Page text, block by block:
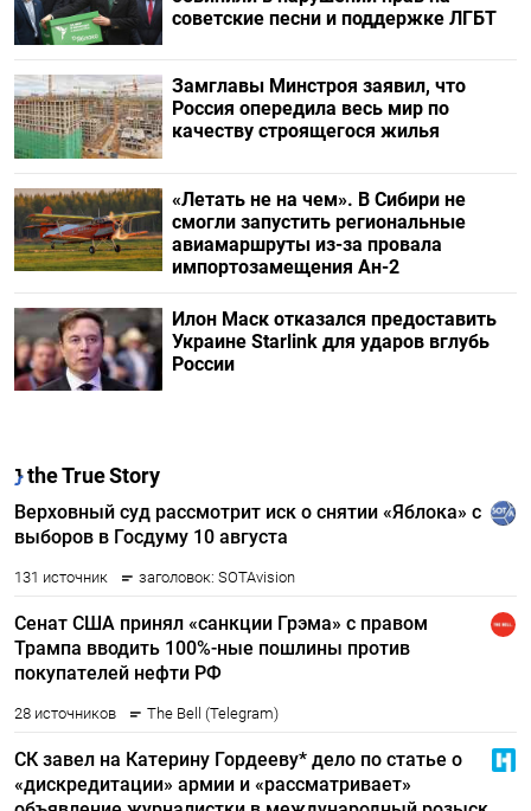
советские песни и поддержке ЛГБТ
Замглавы Минстроя заявил, что
Россия опередила весь мир по
качеству строящегося жилья
«Летать не на чем». В Сибири не
смогли запустить региональные
авиамаршруты из-за провала
импортозамещения Ан-2
Илон Маск отказался предоставить
Украине Starlink для ударов вглубь
России